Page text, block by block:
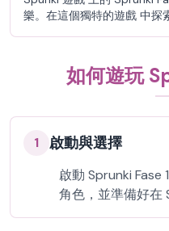
樂。在這個獨特的遊戲 中探
如何遊玩
1 啟動與選擇
啟動 Sprunki Fase
角色，並準備好在